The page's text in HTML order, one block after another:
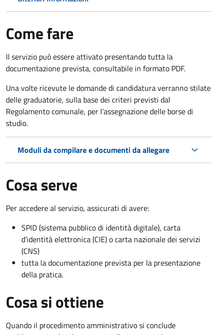
Come fare
Il servizio può essere attivato presentando tutta la
documentazione prevista, consultabile in formato PDF.
Una volte ricevute le domande di candidatura verranno stilate
delle graduatorie, sulla base dei criteri previsti dal
Regolamento comunale, per l'assegnazione delle borse di
studio.
Moduli da compilare e documenti da allegare
Cosa serve
Per accedere al servizio, assicurati di avere:
SPID (sistema pubblico di identità digitale), carta
d’identità elettronica (CIE) o carta nazionale dei servizi
(CNS)
tutta la documentazione prevista per la presentazione
della pratica.
Cosa si ottiene
Quando il procedimento amministrativo si conclude